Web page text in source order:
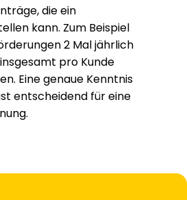
die ein
kann. Zum Beispiel
2 Mal jährlich
pro Kunde
Eine genaue Kenntnis
entscheidend für eine